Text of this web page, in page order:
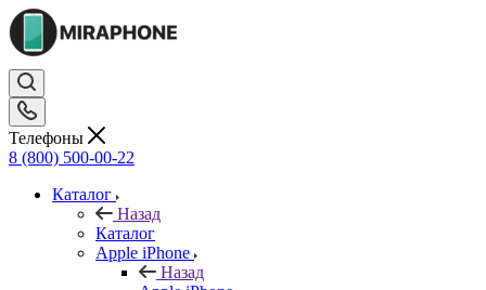
Телефоны
8 (800) 500-00-22
Каталог
Назад
Каталог
Apple iPhone
Назад